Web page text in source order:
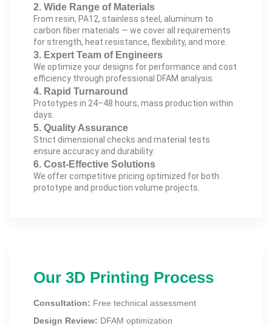
2. Wide Range of Materials
From resin, PA12, stainless steel, aluminum to
carbon fiber materials — we cover all requirements
for strength, heat resistance, flexibility, and more.
3. Expert Team of Engineers
We optimize your designs for performance and cost
efficiency through professional DFAM analysis.
4. Rapid Turnaround
Prototypes in 24–48 hours, mass production within
days.
5. Quality Assurance
Strict dimensional checks and material tests
ensure accuracy and durability.
6. Cost-Effective Solutions
We offer competitive pricing optimized for both
prototype and production volume projects.
Our 3D Printing Process
Consultation: Free technical assessment
Design Review: DFAM optimization